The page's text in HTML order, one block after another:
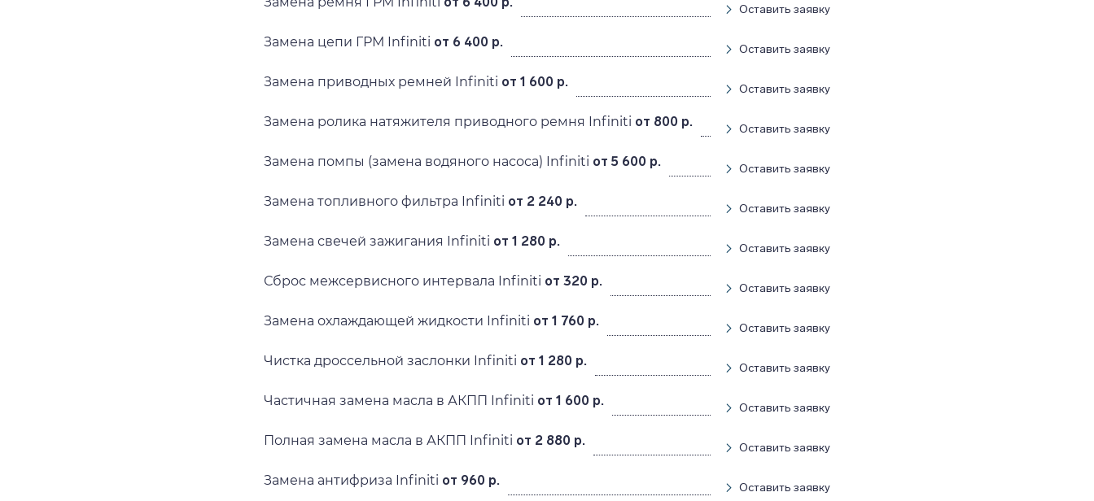
Оставить заявку
Замена цепи ГРМ Infiniti от 6 400 р. Оставить заявку
Замена приводных ремней Infiniti от 1 600 р. Оставить заявку
Замена ролика натяжителя приводного ремня Infiniti от 800 р. Оставить заявку
Замена помпы (замена водяного насоса) Infiniti от 5 600 р. Оставить заявку
Замена топливного фильтра Infiniti от 2 240 р. Оставить заявку
Замена свечей зажигания Infiniti от 1 280 р. Оставить заявку
Сброс межсервисного интервала Infiniti от 320 р. Оставить заявку
Замена охлаждающей жидкости Infiniti от 1 760 р. Оставить заявку
Чистка дроссельной заслонки Infiniti от 1 280 р. Оставить заявку
Частичная замена масла в АКПП Infiniti от 1 600 р. Оставить заявку
Полная замена масла в АКПП Infiniti от 2 880 р. Оставить заявку
Замена антифриза Infiniti от 960 р. Оставить заявку